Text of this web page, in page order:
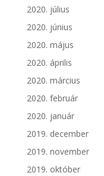
2020. július
2020. június
2020. május
2020. április
2020. március
2020. február
2020. január
2019. december
2019. november
2019. október